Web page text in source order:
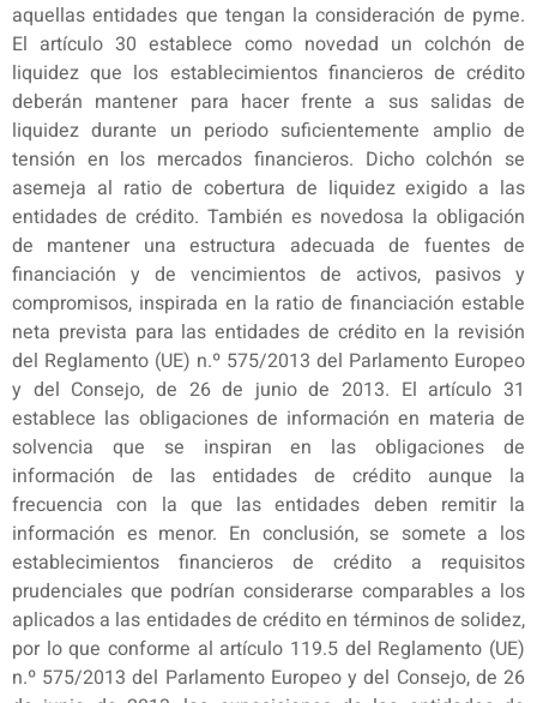
aquellas entidades que tengan la consideración de pyme.
El artículo 30 establece como novedad un colchón de
liquidez que los establecimientos financieros de crédito
deberán mantener para hacer frente a sus salidas de
liquidez durante un periodo suficientemente amplio de
tensión en los mercados financieros. Dicho colchón se
asemeja al ratio de cobertura de liquidez exigido a las
entidades de crédito. También es novedosa la obligación
de mantener una estructura adecuada de fuentes de
financiación y de vencimientos de activos, pasivos y
compromisos, inspirada en la ratio de financiación estable
neta prevista para las entidades de crédito en la revisión
del Reglamento (UE) n.º 575/2013 del Parlamento Europeo
y del Consejo, de 26 de junio de 2013. El artículo 31
establece las obligaciones de información en materia de
solvencia que se inspiran en las obligaciones de
información de las entidades de crédito aunque la
frecuencia con la que las entidades deben remitir la
información es menor. En conclusión, se somete a los
establecimientos financieros de crédito a requisitos
prudenciales que podrían considerarse comparables a los
aplicados a las entidades de crédito en términos de solidez,
por lo que conforme al artículo 119.5 del Reglamento (UE)
n.º 575/2013 del Parlamento Europeo y del Consejo, de 26